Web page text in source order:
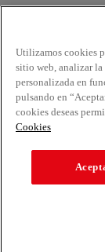
Utilizamos cookies
sitio web, analizar
personalizada en
pulsando en
cookies deseas
Cookies